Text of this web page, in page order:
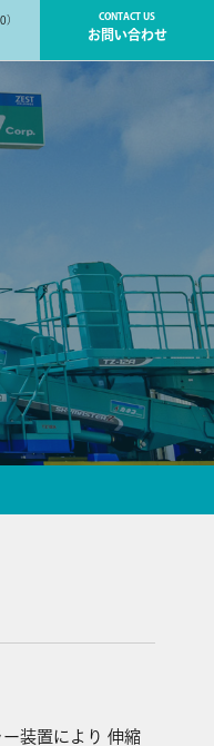
CONTACT US
お問い合わせ
装置により 伸縮